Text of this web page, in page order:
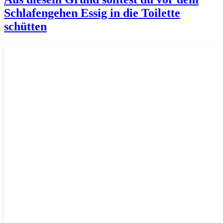
Schlafengehen Essig in die Toilette
schütten